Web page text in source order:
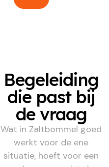
Begeleiding
die past bij
de vraag
Wat in Zaltbommel goed
werkt voor de ene
situatie, hoeft voor een